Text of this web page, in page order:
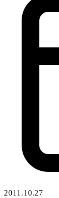
2011.10.27